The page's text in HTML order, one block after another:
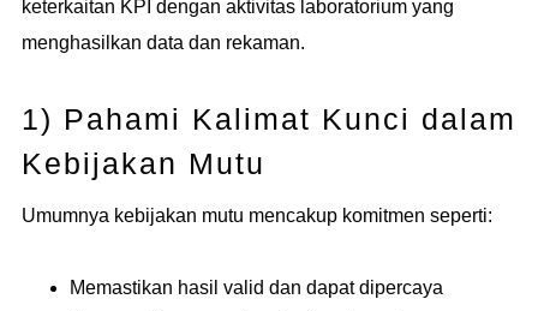
keterkaitan KPI dengan aktivitas laboratorium yang
menghasilkan data dan rekaman.
1) Pahami Kalimat Kunci dalam
Kebijakan Mutu
Umumnya kebijakan mutu mencakup komitmen seperti:
Memastikan hasil valid dan dapat dipercaya